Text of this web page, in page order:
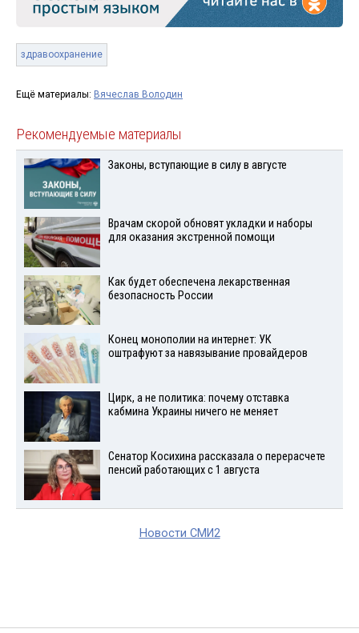
здравоохранение
Ещё материалы: Вячеслав Володин
Рекомендуемые материалы
Законы, вступающие в силу в августе
Врачам скорой обновят укладки и наборы
для оказания экстренной помощи
Как будет обеспечена лекарственная
безопасность России
Конец монополии на интернет: УК
оштрафуют за навязывание провайдеров
Цирк, а не политика: почему отставка
кабмина Украины ничего не меняет
Сенатор Косихина рассказала о перерасчете
пенсий работающих с 1 августа
Новости СМИ2